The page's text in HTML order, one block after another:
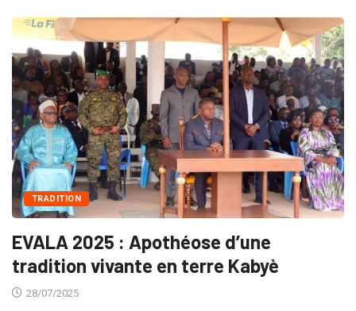
TRADITION
EVALA 2025 : Apothéose d’une
tradition vivante en terre Kabyè
28/07/2025